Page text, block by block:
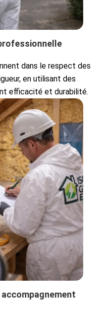
dans le respect des
en utilisant des
efficacité et durabilité.